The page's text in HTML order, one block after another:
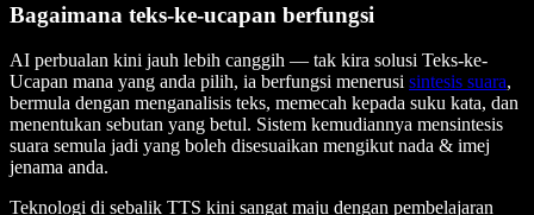
Bagaimana teks-ke-ucapan berfungsi
AI perbualan kini jauh lebih canggih — tak kira solusi Teks-ke-
Ucapan mana yang anda pilih, ia berfungsi menerusi sintesis suara,
bermula dengan menganalisis teks, memecah kepada suku kata, dan
menentukan sebutan yang betul. Sistem kemudiannya mensintesis
suara semula jadi yang boleh disesuaikan mengikut nada & imej
jenama anda.
Teknologi di sebalik TTS kini sangat maju dengan pembelajaran